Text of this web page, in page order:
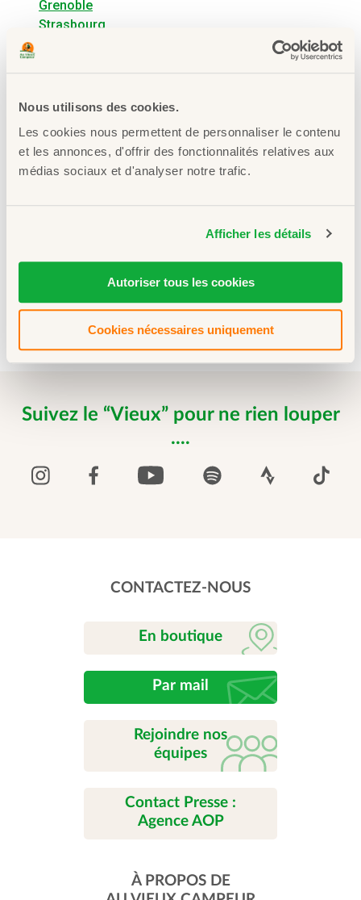
Nous utilisons des cookies.
Les cookies nous permettent de personnaliser le contenu
et les annonces, d'offrir des fonctionnalités relatives aux
médias sociaux et d'analyser notre trafic.
Afficher les détails
Autoriser tous les cookies
Cookies nécessaires uniquement
Grenoble
Strasbourg
Gap
Chambéry
Thonon-les-Bains
Albertville
Voir toutes nos boutiques
Suivez le “Vieux” pour ne rien louper
....
CONTACTEZ-NOUS
En boutique
Par mail
Rejoindre nos
équipes
Contact Presse :
Agence AOP
À PROPOS DE